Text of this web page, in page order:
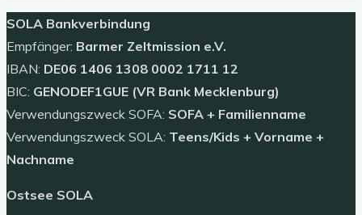
Westen
–
Tag
3"
SOLA Bankverbindung
Empfänger: Barmer Zeltmission e.V.
IBAN: DE06 1406 1308 0002 1711 12
BIC: GENODEF1GUE (VR Bank Mecklenburg)
Verwendungszweck SOFA: SOFA + Familienname
Verwendungszweck SOLA: Teens/Kids + Vorname +
Nachname
Ostsee SOLA